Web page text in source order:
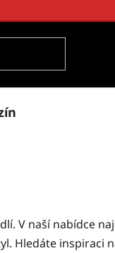
V naší nabídce
Hledáte inspiraci